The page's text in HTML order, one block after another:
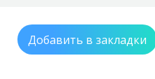
Добавить в закладки